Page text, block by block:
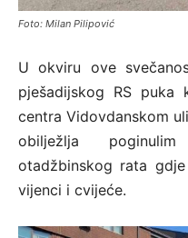
Foto: Milan Pilipović
U okviru ove
pješadijskog RS
centra Vidovdanskom
obilježlja
otadžbinskog rata
vijenci i cvijeće.